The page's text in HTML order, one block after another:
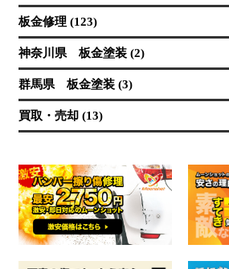
板金修理 (123)
神奈川県 板金塗装 (2)
群馬県 板金塗装 (3)
買取・売却 (13)